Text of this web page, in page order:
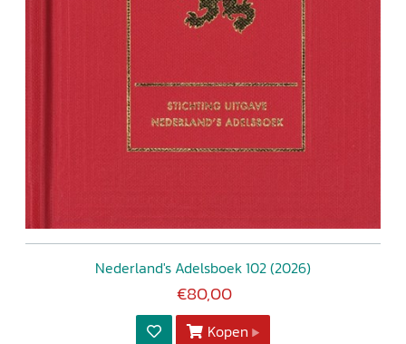
Nederland's Adelsboek 102 (2026)
€80,00
Kopen